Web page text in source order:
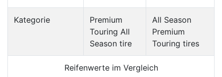
Kategorie
Premium
Touring All
Season tire
All Season
Premium
Touring tires
Reifenwerte im Vergleich